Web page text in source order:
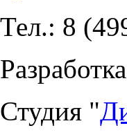
Тел.: 8
Студия "